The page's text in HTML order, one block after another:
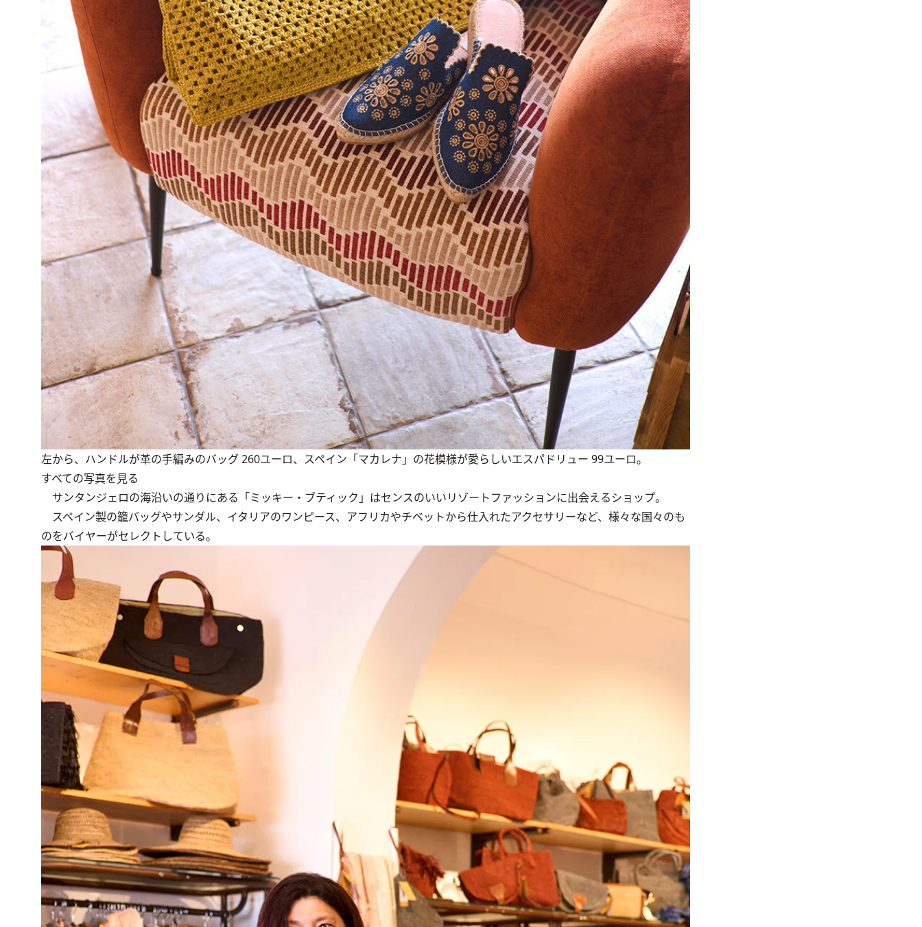
左から、ハンドルが革の手編みのバッグ 260ユーロ、スペイン「マカレナ」の花模様が愛らしいエスパドリュー 99ユーロ。
すべての写真を見る
サンタンジェロの海沿いの通りにある「ミッキー・ブティック」はセンスのいいリゾートファッションに出会えるショップ。
スペイン製の籠バッグやサンダル、イタリアのワンピース、アフリカやチベットから仕入れたアクセサリーなど、様々な国々のも
のをバイヤーがセレクトしている。